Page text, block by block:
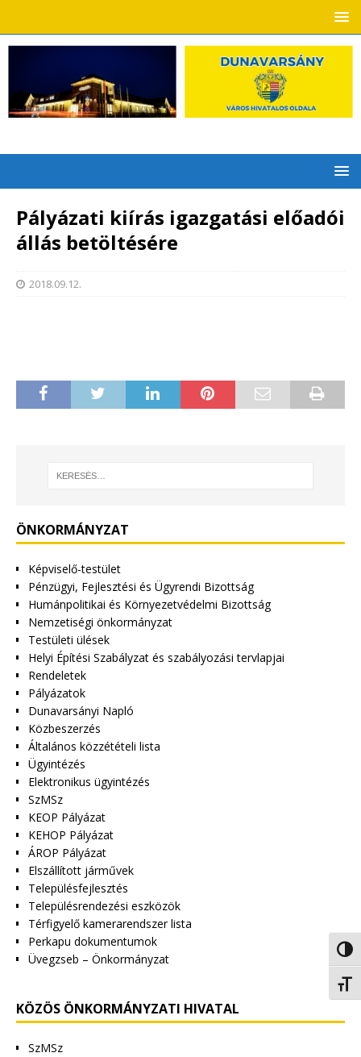
Pályázati kiírás igazgatási előadói
állás betöltésére
2018.09.12.
ÖNKORMÁNYZAT
Képviselő-testület
Pénzügyi, Fejlesztési és Ügyrendi Bizottság
Humánpolitikai és Környezetvédelmi Bizottság
Nemzetiségi önkormányzat
Testületi ülések
Helyi Építési Szabályzat és szabályozási tervlapjai
Rendeletek
Pályázatok
Dunavarsányi Napló
Közbeszerzés
Általános közzétételi lista
Ügyintézés
Elektronikus ügyintézés
SzMSz
KEOP Pályázat
KEHOP Pályázat
ÁROP Pályázat
Elszállított járművek
Településfejlesztés
Településrendezési eszközök
Térfigyelő kamerarendszer lista
Perkapu dokumentumok
Üvegzseb – Önkormányzat
KÖZÖS ÖNKORMÁNYZATI HIVATAL
SzMSz